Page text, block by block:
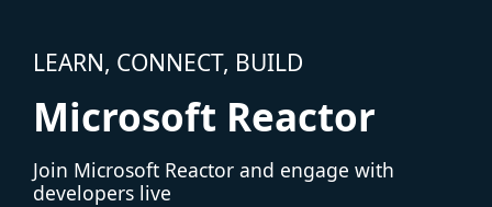
LEARN, CONNECT, BUILD
Microsoft Reactor
Join Microsoft Reactor and engage with
developers live